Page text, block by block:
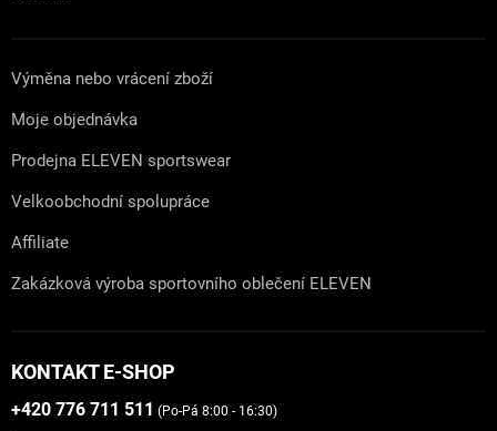
Výměna nebo vrácení zboží
Moje objednávka
Prodejna ELEVEN sportswear
Velkoobchodní spolupráce
Affiliate
Zakázková výroba sportovního oblečení ELEVEN
KONTAKT E-SHOP
+420 776 711 511 (Po-Pá 8:00 - 16:30)